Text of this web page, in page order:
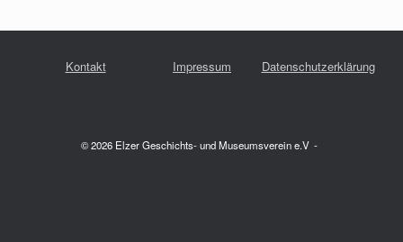
Kontakt Impressum Datenschutzerklärung
© 2026 Elzer Geschichts- und Museumsverein e.V